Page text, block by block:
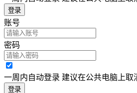
登录
账号
密码
一周内自动登录 建议在公共电脑上取
登录